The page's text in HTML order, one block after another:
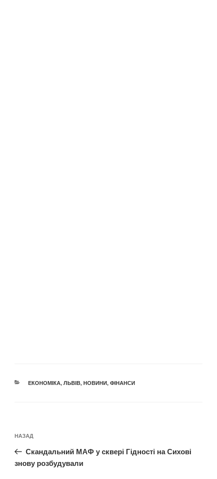
КАТЕГОРІЇ
ЕКОНОМІКА, ЛЬВІВ, НОВИНИ, ФІНАНСИ
записів
Попередній
запис:
НАЗАД
Скандальний МАФ у сквері Гідності на Сихові
знову розбудували